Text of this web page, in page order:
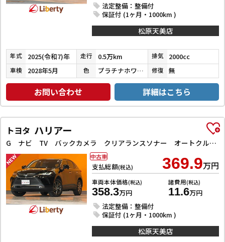
法定整備：整備付
保証付 (1ヶ月・1000km )
松原天美店
年式 2025(令和7)年 走行 0.5万km 排気 2000cc
車検 2028年5月 色 プラチナホワイトパールマイカ 修復 無
お問い合わせ 詳細はこちら
トヨタ ハリアー
G ナビ TV バックカメラ クリアランスソナー オートクルーズコントロール レーンアシスト パワーシート 衝突被害軽減システム オートマチックハイビーム LEDヘッドランプ 電動リアゲート
支払総額(税込) 369.9万円
車両本体価格(税込)
358.3万円
諸費用(税込)
11.6万円
法定整備：整備付
保証付 (1ヶ月・1000km )
中古車
松原天美店